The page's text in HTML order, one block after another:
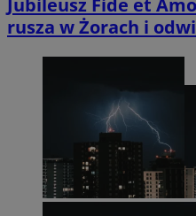
Jubileusz Fide et
rusza w Żorach i